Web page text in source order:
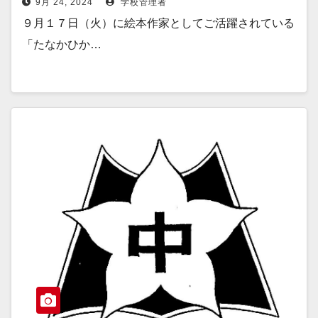
9月 24, 2024 学校管理者
９月１７日（火）に絵本作家としてご活躍されている
「たなかひか…